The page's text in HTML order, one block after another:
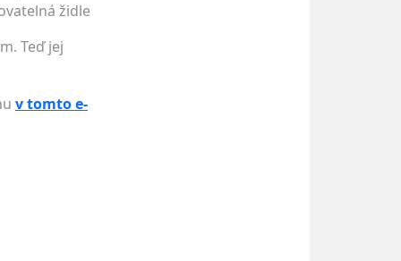
židle
Teď jej
v tomto e-